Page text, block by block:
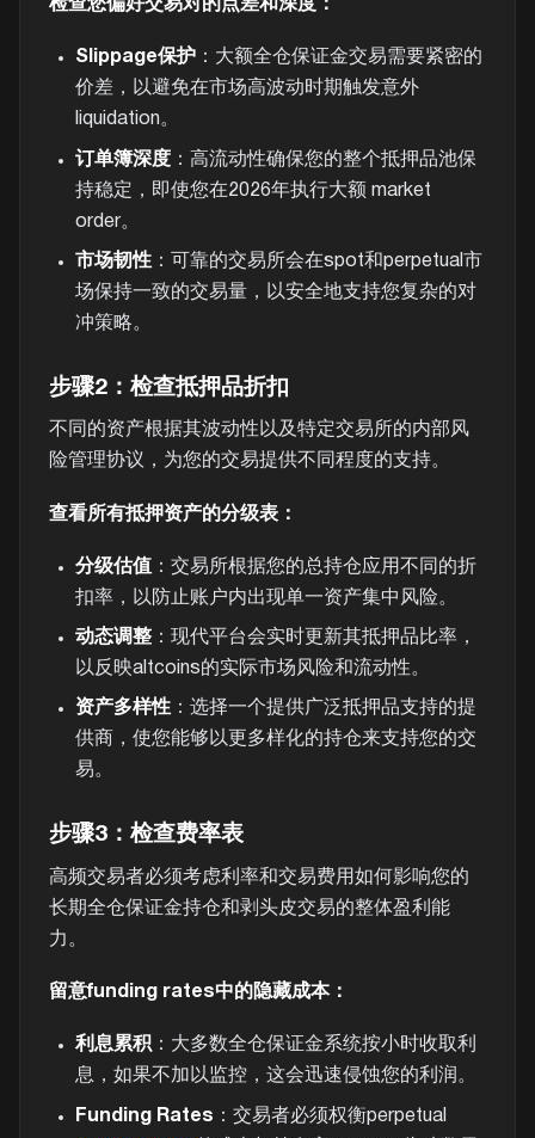
检查您偏好交易对的点差和深度：
Slippage保护：大额全仓保证金交易需要紧密的
价差，以避免在市场高波动时期触发意外
liquidation。
订单簿深度：高流动性确保您的整个抵押品池保
持稳定，即使您在2026年执行大额 market
order。
市场韧性：可靠的交易所会在spot和perpetual市
场保持一致的交易量，以安全地支持您复杂的对
冲策略。
步骤2：检查抵押品折扣
不同的资产根据其波动性以及特定交易所的内部风
险管理协议，为您的交易提供不同程度的支持。
查看所有抵押资产的分级表：
分级估值
：交易所根据您的总持仓应用不同的折
扣率，以防止账户内出现单一资产集中风险。
动态调整：现代平台会实时更新其抵押品比率，
以反映altcoins的实际市场风险和流动性。
资产多样性：选择一个提供广泛抵押品支持的提
供商，使您能够以更多样化的持仓来支持您的交
易。
步骤3：检查费率表
高频交易者必须考虑利率和交易费用如何影响您的
长期全仓保证金持仓和剥头皮交易的整体盈利能
力。
留意funding rates中的隐藏成本：
利息累积：大多数全仓保证金系统按小时收取利
息，如果不加以监控，这会迅速侵蚀您的利润。
Funding Rates ：交易者必须权衡perpetual